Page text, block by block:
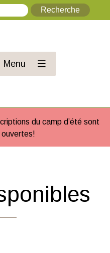
Recherche
Menu
du camp d’été sont